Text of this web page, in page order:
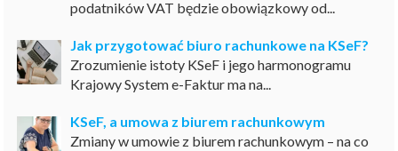
podatników VAT będzie obowiązkowy od...
Jak przygotować biuro rachunkowe na KSeF?
Zrozumienie istoty KSeF i jego harmonogramu
Krajowy System e-Faktur ma na...
KSeF, a umowa z biurem rachunkowym
Zmiany w umowie z biurem rachunkowym – na co